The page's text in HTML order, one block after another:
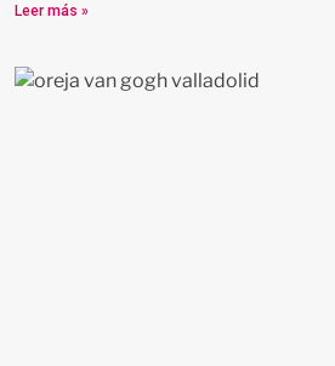
Leer más »